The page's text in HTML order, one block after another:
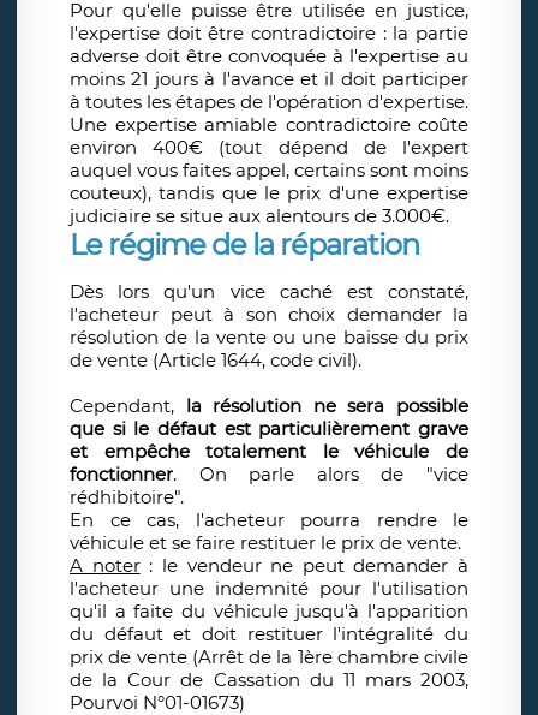
Pour qu'elle puisse être utilisée en justice,
l'expertise doit être contradictoire : la partie
adverse doit être convoquée à l'expertise au
moins 21 jours à l'avance et il doit participer
à toutes les étapes de l'opération d'expertise.
Une expertise amiable contradictoire coûte
environ 400€ (tout dépend de l'expert
auquel vous faites appel, certains sont moins
couteux), tandis que le prix d'une expertise
judiciaire se situe aux alentours de 3.000€.
Le régime de la réparation
Dès lors qu'un vice caché est constaté,
l'acheteur peut à son choix demander la
résolution de la vente ou une baisse du prix
de vente (Article 1644, code civil).
Cependant, la résolution ne sera possible
que si le défaut est particulièrement grave
et empêche totalement le véhicule de
fonctionner. On parle alors de "vice
rédhibitoire".
En ce cas, l'acheteur pourra rendre le
véhicule et se faire restituer le prix de vente.
A noter: le vendeur ne peut demander à
l'acheteur une indemnité pour l'utilisation
qu'il a faite du véhicule jusqu'à l'apparition
du défaut et doit restituer l'intégralité du
prix de vente (Arrêt de la 1ère chambre civile
de la Cour de Cassation du 11 mars 2003,
Pourvoi N°01-01673)